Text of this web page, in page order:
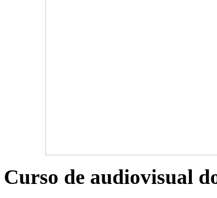
Curso de audiovisual